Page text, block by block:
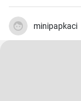
minipapkaci